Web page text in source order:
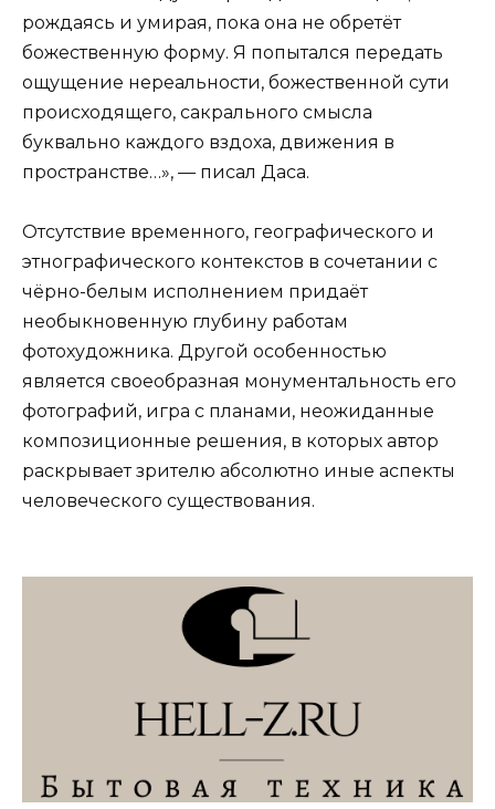
рождаясь и умирая, пока она не обретёт
божественную форму. Я попытался передать
ощущение нереальности, божественной сути
происходящего, сакрального смысла
буквально каждого вздоха, движения в
пространстве…», — писал Даса.
Отсутствие временного, географического и
этнографического контекстов в сочетании с
чёрно-белым исполнением придаёт
необыкновенную глубину работам
фотохудожника. Другой особенностью
является своеобразная монументальность его
фотографий, игра с планами, неожиданные
композиционные решения, в которых автор
раскрывает зрителю абсолютно иные аспекты
человеческого существования.